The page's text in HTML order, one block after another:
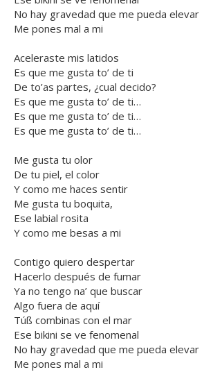
No hay gravedad que me pueda elevar
Me pones mal a mi
Aceleraste mis latidos
Es que me gusta to’ de ti
De to’as partes, ¿cual decido?
Es que me gusta to’ de ti…
Es que me gusta to’ de ti…
Es que me gusta to’ de ti…
Me gusta tu olor
De tu piel, el color
Y como me haces sentir
Me gusta tu boquita,
Ese labial rosita
Y como me besas a mi
Contigo quiero despertar
Hacerlo después de fumar
Ya no tengo na’ que buscar
Algo fuera de aquí
Túß combinas con el mar
Ese bikini se ve fenomenal
No hay gravedad que me pueda elevar
Me pones mal a mi